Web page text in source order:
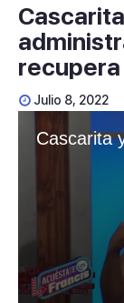
Julio 8, 2022